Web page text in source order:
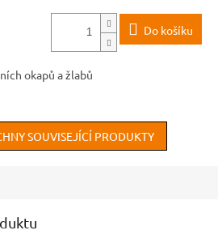
M
A
Do košíku
okapů a žlabů
SOUVISEJÍCÍ PRODUKTY